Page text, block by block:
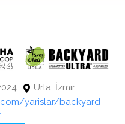
Urla, İzmir
yarislar/backyard-